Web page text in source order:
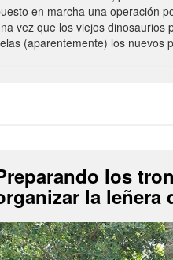
en marcha una operación
vez que los viejos dinosaurios
(aparentemente) los nuevos
los
la leñera